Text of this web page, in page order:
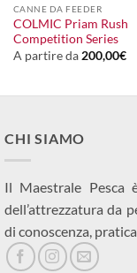
CANNE DA FEEDER
COLMIC Priam Rush
Competition Series
A partire da 200,00€
CHI SIAMO
Il Maestrale Pesca
dell’attrezzatura da
di conoscenza,